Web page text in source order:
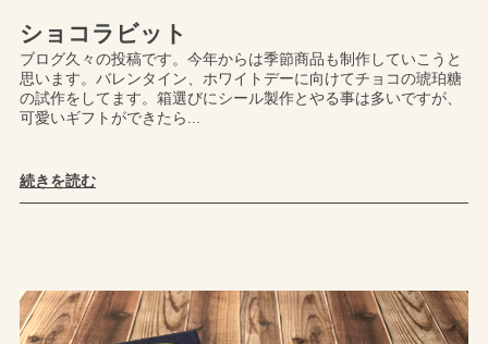
ショコラビット
ブログ久々の投稿です。今年からは季節商品も制作していこうと
思います。バレンタイン、ホワイトデーに向けてチョコの琥珀糖
の試作をしてます。箱選びにシール製作とやる事は多いですが、
可愛いギフトができたら...
続きを読む